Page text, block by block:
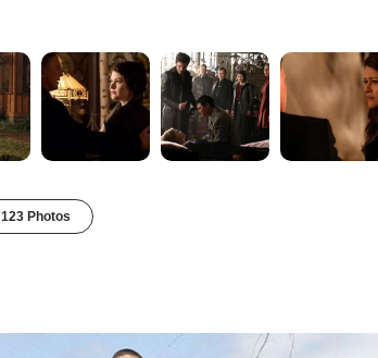
123 Photos